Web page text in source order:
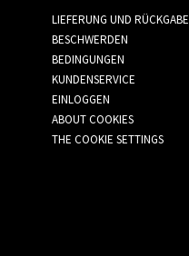
LIEFERUNG UND RÜCKGABE
BESCHWERDEN
BEDINGUNGEN
KUNDENSERVICE
EINLOGGEN
ABOUT COOKIES
THE COOKIE SETTINGS